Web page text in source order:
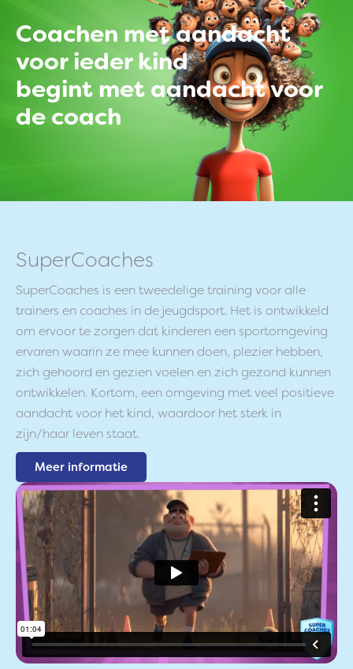
Coachen met aandacht
voor ieder kind
begint met aandacht voor
de coach
SuperCoaches
SuperCoaches is een tweedelige training voor alle
trainers en coaches in de jeugdsport. Het is ontwikkeld
om ervoor te zorgen dat kinderen een sportomgeving
ervaren waarin ze mee kunnen doen, plezier hebben,
zich gehoord en gezien voelen en zich gezond kunnen
ontwikkelen. Kortom, een omgeving met veel positieve
aandacht voor het kind, waardoor het sterk in
zijn/haar leven staat.
Meer informatie